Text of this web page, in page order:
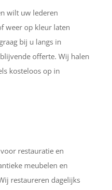
wilt uw lederen
weer op kleur laten
bij u langs in
offerte. Wij halen
kosteloos op in
restauratie en
meubelen en
restaureren dagelijks